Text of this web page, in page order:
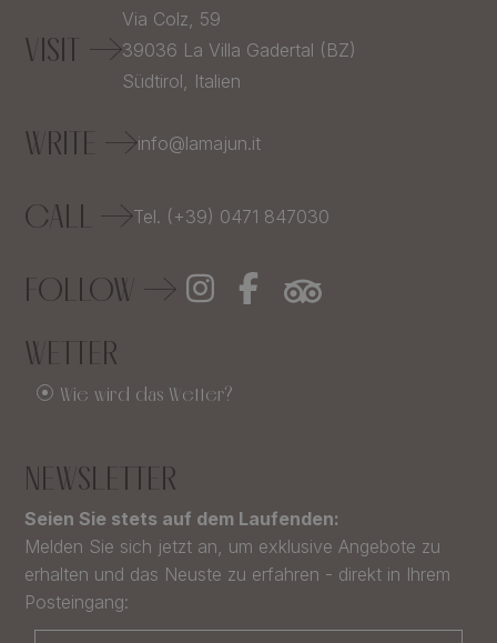
VISIT
Via Colz, 59
39036 La Villa Gadertal (BZ)
Südtirol, Italien
WRITE info@lamajun.it
CALL Tel. (+39) 0471 847030
FOLLOW
WETTER
Wie wird das Wetter?
NEWSLETTER
Seien Sie stets auf dem Laufenden:
Melden Sie sich jetzt an, um exklusive Angebote zu
erhalten und das Neuste zu erfahren - direkt in Ihrem
Posteingang: